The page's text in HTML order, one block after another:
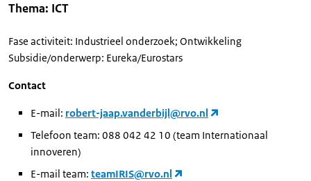
Thema: ICT
Fase activiteit: Industrieel onderzoek; Ontwikkeling
Subsidie/onderwerp: Eureka/Eurostars
Contact
E-mail: robert-jaap.vanderbijl@rvo.nl
Telefoon team: 088 042 42 10 (team Internationaal
innoveren)
E-mail team: teamIRIS@rvo.nl